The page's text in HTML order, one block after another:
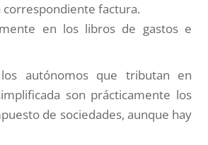
factura.
en los libros de gastos e
autónomos que tributan en
son prácticamente los
de sociedades, aunque hay